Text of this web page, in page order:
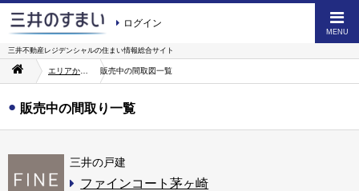
ログイン
MENU
三井不動産レジデンシャルの住まい情報総合サイト
販売中の間取図一覧
販売中の間取り一覧
三井の戸建
ファインコート茅ヶ崎